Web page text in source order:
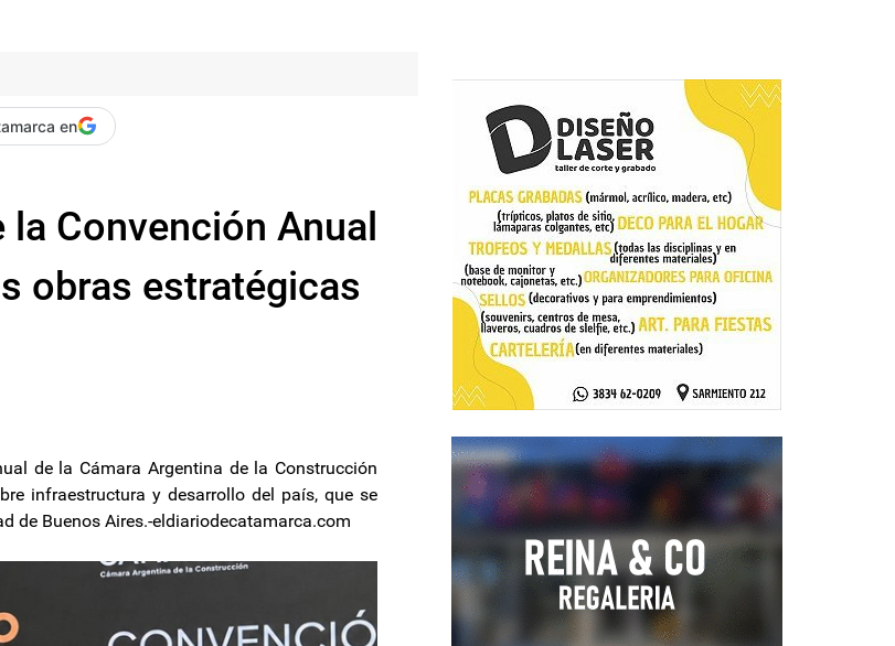
en
Convención Anual
obras estratégicas
de la Cámara Argentina de la Construcción
infraestructura y desarrollo del país, que se
de Buenos Aires.-eldiariodecatamarca.com